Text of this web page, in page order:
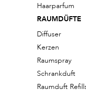
Haarparfum
RAUMDÜFTE
Diffuser
Kerzen
Raumspray
Schrankduft
Raumduft